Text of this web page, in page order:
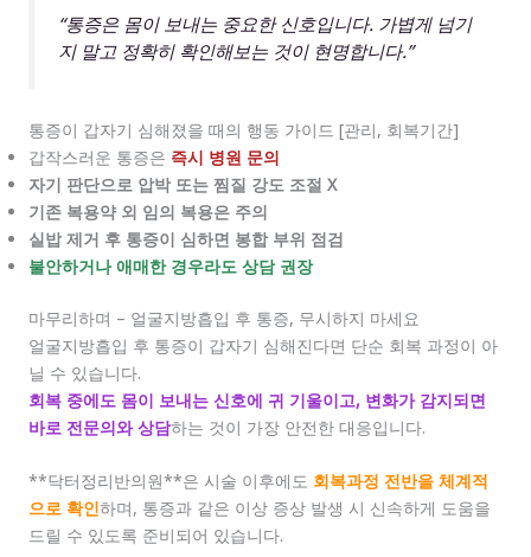
“통증은 몸이 보내는 중요한 신호입니다. 가볍게 넘기
지 말고 정확히 확인해보는 것이 현명합니다.”
통증이 갑자기 심해졌을 때의 행동 가이드 [관리, 회복기간]
갑작스러운 통증은 즉시 병원 문의
자기 판단으로 압박 또는 찜질 강도 조절 X
기존 복용약 외 임의 복용은 주의
실밥 제거 후 통증이 심하면 봉합 부위 점검
불안하거나 애매한 경우라도 상담 권장
마무리하며 – 얼굴지방흡입 후 통증, 무시하지 마세요
얼굴지방흡입 후 통증이 갑자기 심해진다면 단순 회복 과정이 아
닐 수 있습니다.
회복 중에도 몸이 보내는 신호에 귀 기울이고, 변화가 감지되면
바로 전문의와 상담하는 것이 가장 안전한 대응입니다.
**닥터정리반의원**은 시술 이후에도 회복과정 전반을 체계적
으로 확인하며, 통증과 같은 이상 증상 발생 시 신속하게 도움을
드릴 수 있도록 준비되어 있습니다.